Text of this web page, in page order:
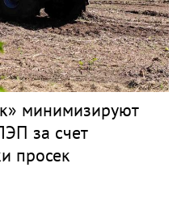
минимизируют
за счет
просек